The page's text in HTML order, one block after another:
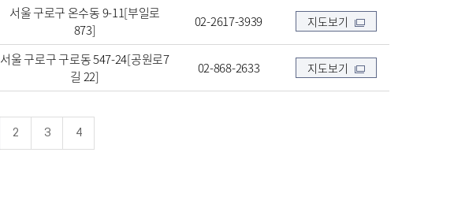
서울 구로구 온수동 9-11[부일로
873]
02-2617-3939 지도보기
서울 구로구 구로동 547-24[공원로7
길 22]
02-868-2633 지도보기
2 3 4